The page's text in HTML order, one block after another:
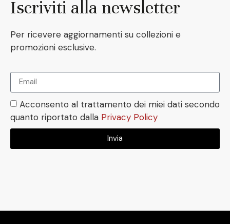
Iscriviti alla newsletter
Per ricevere aggiornamenti su collezioni e
promozioni esclusive.
Acconsento al trattamento dei miei dati secondo
quanto riportato dalla Privacy Policy
Invia